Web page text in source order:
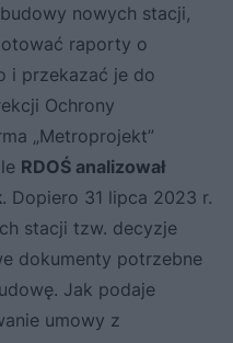
nowych stacji,
raporty o
i przekazać je do
Ochrony
„Metroprojekt”
RDOŚ analizował
. Dopiero 31 lipca 2023 r.
stacji tzw. decyzje
dokumenty potrzebne
Jak podaje
umowy z